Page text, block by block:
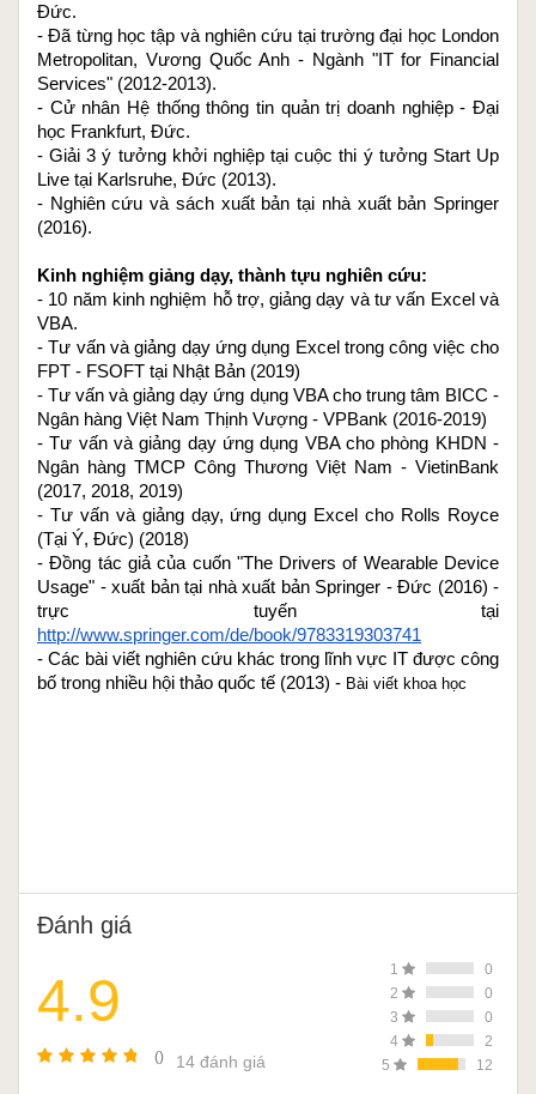
Đức.
- Đã từng học tập và nghiên cứu tại trường đại học London
Metropolitan, Vương Quốc Anh - Ngành "IT for Financial
Services" (2012-2013).
- Cử nhân Hệ thống thông tin quản trị doanh nghiệp - Đại
học Frankfurt, Đức.
- Giải 3 ý tưởng khởi nghiệp tại cuộc thi ý tưởng Start Up
Live tại Karlsruhe, Đức (2013).
- Nghiên cứu và sách xuất bản tại nhà xuất bản Springer
(2016).
Kinh nghiệm giảng dạy, thành tựu nghiên cứu:
- 10 năm kinh nghiệm hỗ trợ, giảng dạy và tư vấn Excel và
VBA.
- Tư vấn và giảng dạy ứng dụng Excel trong công việc cho
FPT - FSOFT tại Nhật Bản (2019)
- Tư vấn và giảng dạy ứng dụng VBA cho trung tâm BICC -
Ngân hàng Việt Nam Thịnh Vượng - VPBank (2016-2019)
- Tư vấn và giảng dạy ứng dụng VBA cho phòng KHDN -
Ngân hàng TMCP Công Thương Việt Nam - VietinBank
(2017, 2018, 2019)
- Tư vấn và giảng dạy, ứng dụng Excel cho Rolls Royce
(Tại Ý, Đức) (2018)
- Đồng tác giả của cuốn "The Drivers of Wearable Device
Usage" - xuất bản tại nhà xuất bản Springer - Đức (2016) -
http://www.springer.com/de/book/9783319303741
- Các bài viết nghiên cứu khác trong lĩnh vực IT được công
bố trong nhiều hội thảo quốc tế (2013) - Bài viết khoa học
Đánh giá
4.9
() 14 đánh giá
1
0
2
0
3
0
4
2
5
12